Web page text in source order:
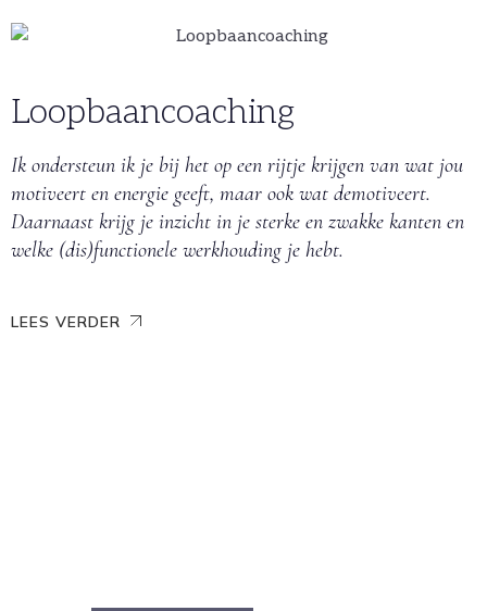
Loopbaancoaching
Ik ondersteun ik je bij het op een rijtje krijgen van wat jou
motiveert en energie geeft, maar ook wat demotiveert.
Daarnaast krijg je inzicht in je sterke en zwakke kanten en
welke (dis)functionele werkhouding je hebt.
LEES VERDER